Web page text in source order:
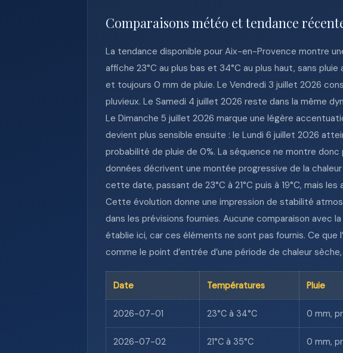
Comparaisons météo et tendance
La tendance disponible pour Aix-en-Provence montre
affiche 23°C au plus bas et 34°C au plus haut, sans
et toujours 0 mm de pluie. Le Vendredi 3 juillet 2026
pluvieux. Le Samedi 4 juillet 2026 reste dans la même
Le Dimanche 5 juillet 2026 marque une légère
devient plus sensible ensuite : le Lundi 6 juillet 2026
probabilité de pluie de 0%. La séquence ne montre
données décrivent une montée progressive de la
cette date, passant de 23°C à 21°C puis à 19°C, mais
Cette évolution donne une impression de stabilité
dans les prévisions fournies. Aucune comparaison avec
établie ici, car ces éléments ne sont pas fournis. Ce que
comme le point d’entrée d’une période de chaleur
Date Températures Pluie
2026-07-01 23°C à 34°C 0 mm,
2026-07-02 21°C à 35°C 0 mm,